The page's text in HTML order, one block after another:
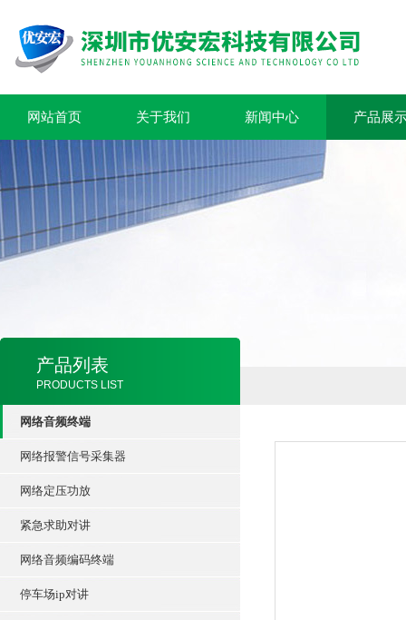
网站首页 关于我们 新闻中心 产品展
产品列表
PRODUCTS LIST
网络音频终端
网络报警信号采集器
网络定压功放
紧急求助对讲
网络音频编码终端
停车场ip对讲